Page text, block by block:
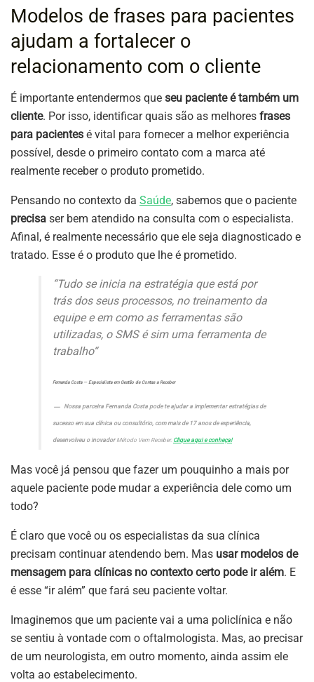
Modelos de frases para pacientes
ajudam a fortalecer o
relacionamento com o cliente
É importante entendermos que seu paciente é também um
cliente. Por isso, identificar quais são as melhores frases
para pacientes é vital para fornecer a melhor experiência
possível, desde o primeiro contato com a marca até
realmente receber o produto prometido.
Pensando no contexto da Saúde, sabemos que o paciente
precisa ser bem atendido na consulta com o especialista.
Afinal, é realmente necessário que ele seja diagnosticado e
tratado. Esse é o produto que lhe é prometido.
“Tudo se inicia na estratégia que está por
trás dos seus processos, no treinamento da
equipe e em como as ferramentas são
utilizadas, o SMS é sim uma ferramenta de
trabalho“
Fernanda Costa — Especialista em Gestão de Contas a Receber
Nossa parceira Fernanda Costa pode te ajudar a implementar estratégias de
sucesso em sua clínica ou consultório, com mais de 17 anos de experiência,
desenvolveu o inovador Método Vem Receber. Clique aqui e conheça!
Mas você já pensou que fazer um pouquinho a mais por
aquele paciente pode mudar a experiência dele como um
todo?
É claro que você ou os especialistas da sua clínica
precisam continuar atendendo bem. Mas usar modelos de
mensagem para clínicas no contexto certo pode ir além. E
é esse “ir além” que fará seu paciente voltar.
Imaginemos que um paciente vai a uma policlínica e não
se sentiu à vontade com o oftalmologista. Mas, ao precisar
de um neurologista, em outro momento, ainda assim ele
volta ao estabelecimento.